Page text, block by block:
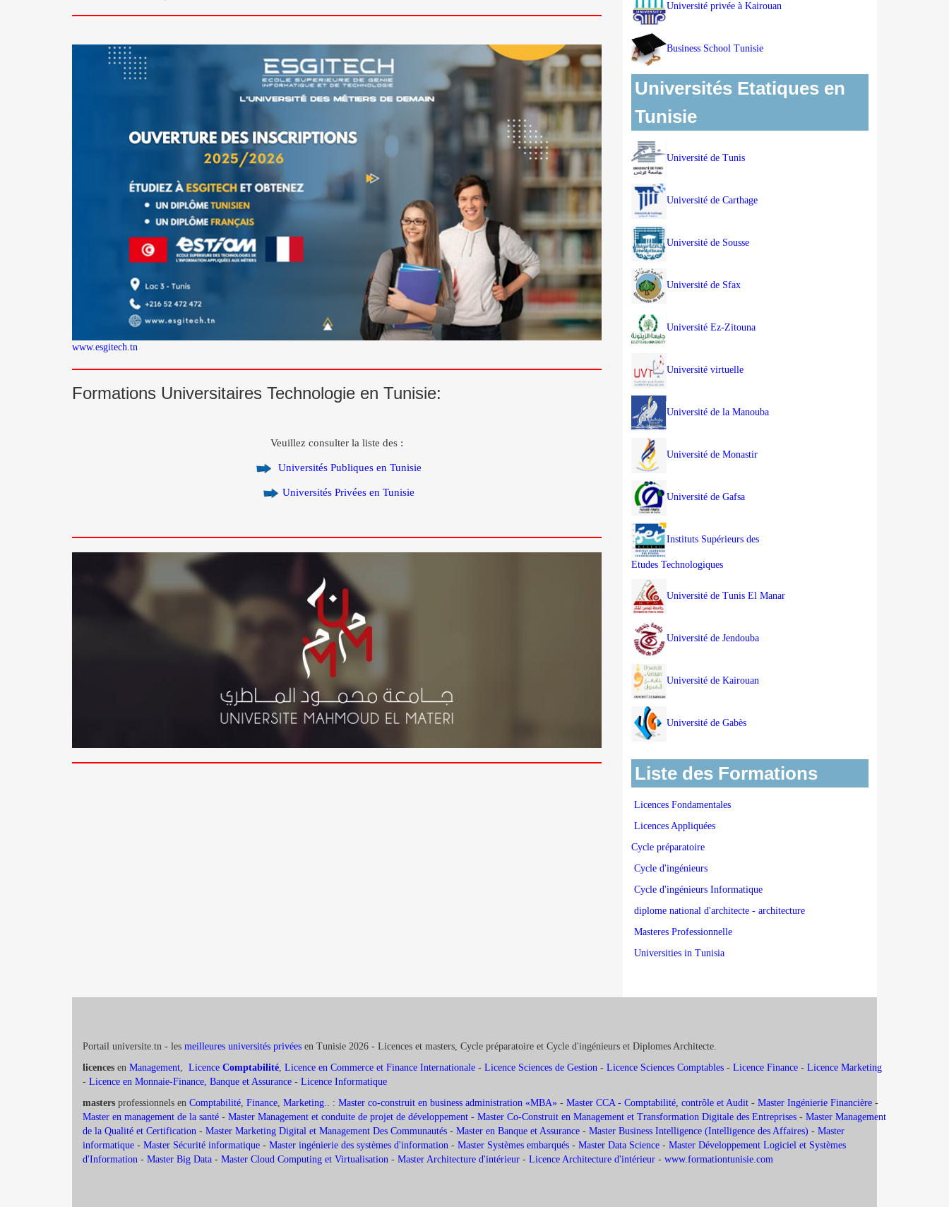
www.esgitech.tn
Formations Universitaires Technologie en Tunisie:
Veuillez consulter la liste des :
Universités Publiques en Tunisie
Universités Privées en Tunisie
Université privée à Kairouan
Business School Tunisie
Universités Etatiques en
Tunisie
Université de Tunis
Université de Carthage
Université de Sousse
Université de Sfax
Université Ez-Zitouna
Université virtuelle
Université de la Manouba
Université de Monastir
Université de Gafsa
Instituts Supérieurs des
Etudes Technologiques
Université de Tunis El Manar
Université de Jendouba
Université de Kairouan
Université de Gabès
Liste des Formations
Licences Fondamentales
Licences Appliquées
Cycle préparatoire
Cycle d'ingénieurs
Cycle d'ingénieurs Informatique
diplome national d'architecte - architecture
Masteres Professionnelle
Universities in Tunisia
Portail universite.tn - les meilleures universités privées en Tunisie 2026 - Licences et masters, Cycle préparatoire et Cycle d'ingénieurs et Diplomes Architecte.
licences en Management, Licence Comptabilité, Licence en Commerce et Finance Internationale - Licence Sciences de Gestion - Licence Sciences Comptables - Licence Finance - Licence Marketing
- Licence en Monnaie-Finance, Banque et Assurance - Licence Informatique
masters professionnels en Comptabilité, Finance, Marketing.. : Master co-construit en business administration «MBA» - Master CCA - Comptabilité, contrôle et Audit - Master Ingénierie Financière -
Master en management de la santé - Master Management et conduite de projet de développement - Master Co-Construit en Management et Transformation Digitale des Entreprises - Master Management
de la Qualité et Certification - Master Marketing Digital et Management Des Communautés - Master en Banque et Assurance - Master Business Intelligence (Intelligence des Affaires) - Master
informatique - Master Sécurité informatique - Master ingénierie des systèmes d'information - Master Systèmes embarqués - Master Data Science - Master Développement Logiciel et Systèmes
d'Information - Master Big Data - Master Cloud Computing et Virtualisation - Master Architecture d'intérieur - Licence Architecture d'intérieur - www.formationtunisie.com